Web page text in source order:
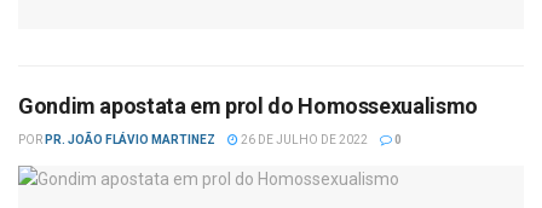
Gondim apostata em prol do Homossexualismo
POR PR. JOÃO FLÁVIO MARTINEZ 26 DE JULHO DE 2022 0